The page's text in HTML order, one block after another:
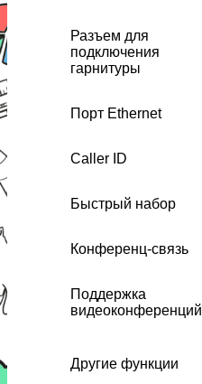
Разъем для
подключения
гарнитуры
Порт Ethernet
Caller ID
Быстрый набор
Конференц-связь
Поддержка
видеоконференций
Другие функции